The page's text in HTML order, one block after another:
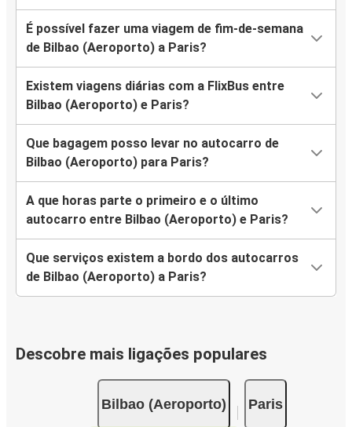
É possível fazer uma viagem de fim-de-semana
de Bilbao (Aeroporto) a Paris?
Existem viagens diárias com a FlixBus entre
Bilbao (Aeroporto) e Paris?
Que bagagem posso levar no autocarro de
Bilbao (Aeroporto) para Paris?
A que horas parte o primeiro e o último
autocarro entre Bilbao (Aeroporto) e Paris?
Que serviços existem a bordo dos autocarros
de Bilbao (Aeroporto) a Paris?
Descobre mais ligações populares
Bilbao (Aeroporto) Paris